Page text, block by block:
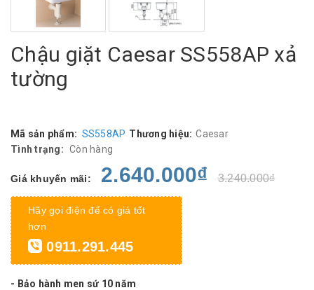
Chậu giặt Caesar SS558AP xả
tường
Mã sản phẩm: SS558AP Thương hiệu: Caesar
Tình trạng: Còn hàng
Giá khuyến mãi: 2.640.000₫ 3.240.000₫
Hãy gọi điện để có giá tốt
hơn
0911.291.445
- Bảo hành men sứ 10 năm